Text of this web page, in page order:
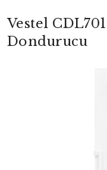
Vestel
Dondurucu